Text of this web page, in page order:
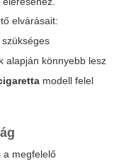
elvárásait:
alapján könnyebb lesz
modell felel
a megfelelő